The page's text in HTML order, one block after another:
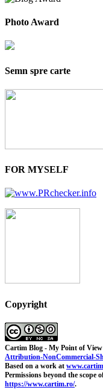
Photo Award
Semn spre carte
FOR MYSELF
Copyright
Cartim Blog - My Point of View
Attribution-NonCommercial-
Based on a work at
Permissions beyond the scope
https://www.cartim.ro/.